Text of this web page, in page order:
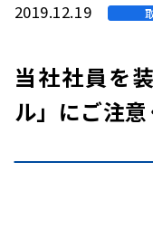
2019.12.19
当社社員を
ル」にご注